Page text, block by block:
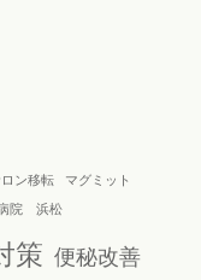
ン移転
マグミット
院 浜松
策 便秘改善